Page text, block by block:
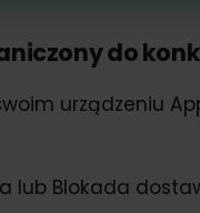
do
swoim